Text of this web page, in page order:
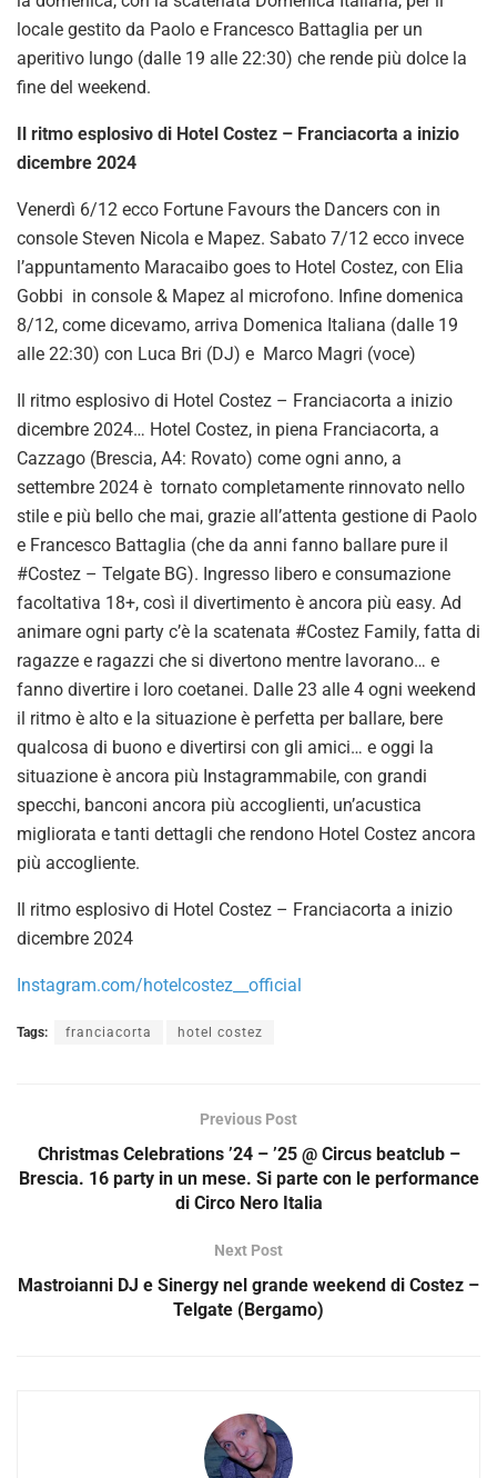
locale gestito da Paolo e Francesco Battaglia per un
aperitivo lungo (dalle 19 alle 22:30) che rende più dolce la
fine del weekend.
Il ritmo esplosivo di Hotel Costez – Franciacorta a inizio
dicembre 2024
Venerdì 6/12 ecco Fortune Favours the Dancers con in
console Steven Nicola e Mapez. Sabato 7/12 ecco invece
l’appuntamento Maracaibo goes to Hotel Costez, con Elia
Gobbi in console & Mapez al microfono. Infine domenica
8/12, come dicevamo, arriva Domenica Italiana (dalle 19
alle 22:30) con Luca Bri (DJ) e Marco Magri (voce)
Il ritmo esplosivo di Hotel Costez – Franciacorta a inizio
dicembre 2024… Hotel Costez, in piena Franciacorta, a
Cazzago (Brescia, A4: Rovato) come ogni anno, a
settembre 2024 è tornato completamente rinnovato nello
stile e più bello che mai, grazie all’attenta gestione di Paolo
e Francesco Battaglia (che da anni fanno ballare pure il
#Costez – Telgate BG). Ingresso libero e consumazione
facoltativa 18+, così il divertimento è ancora più easy. Ad
animare ogni party c’è la scatenata #Costez Family, fatta di
ragazze e ragazzi che si divertono mentre lavorano… e
fanno divertire i loro coetanei. Dalle 23 alle 4 ogni weekend
il ritmo è alto e la situazione è perfetta per ballare, bere
qualcosa di buono e divertirsi con gli amici… e oggi la
situazione è ancora più Instagrammabile, con grandi
specchi, banconi ancora più accoglienti, un’acustica
migliorata e tanti dettagli che rendono Hotel Costez ancora
più accogliente.
Il ritmo esplosivo di Hotel Costez – Franciacorta a inizio
dicembre 2024
Instagram.com/hotelcostez__official
Tags: franciacorta hotel costez
Previous Post
Christmas Celebrations ’24 – ’25 @ Circus beatclub –
Brescia. 16 party in un mese. Si parte con le performance
di Circo Nero Italia
Next Post
Mastroianni DJ e Sinergy nel grande weekend di Costez –
Telgate (Bergamo)